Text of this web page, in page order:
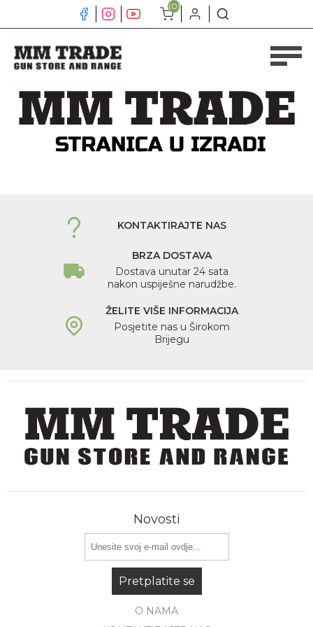
(0)
KONTAKTIRAJTE NAS
BRZA DOSTAVA
Dostava unutar 24 sata
nakon uspiješne narudžbe.
ŽELITE VIŠE INFORMACIJA
Posjetite nas u Širokom
Brijegu
Novosti
Pretplatite se
O NAMA